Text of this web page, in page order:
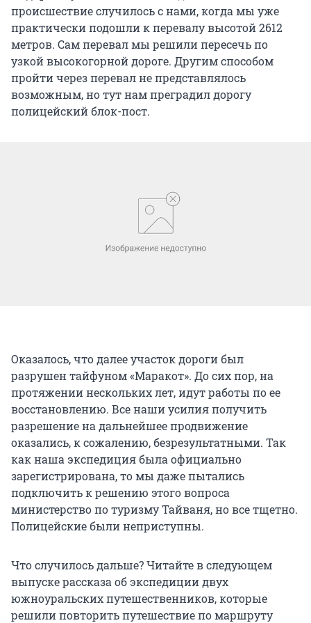
происшествие случилось с нами, когда мы уже
практически подошли к перевалу высотой 2612
метров. Сам перевал мы решили пересечь по
узкой высокогорной дороге. Другим способом
пройти через перевал не представлялось
возможным, но тут нам преградил дорогу
полицейский блок-пост.
Оказалось, что далее участок дороги был
разрушен тайфуном «Маракот». До сих пор, на
протяжении нескольких лет, идут работы по ее
восстановлению. Все наши усилия получить
разрешение на дальнейшее продвижение
оказались, к сожалению, безрезультатными. Так
как наша экспедиция была официально
зарегистрирована, то мы даже пытались
подключить к решению этого вопроса
министерство по туризму Тайваня, но все тщетно.
Полицейские были неприступны.
Что случилось дальше? Читайте в следующем
выпуске рассказа об экспедиции двух
южноуральских путешественников, которые
решили повторить путешествие по маршруту